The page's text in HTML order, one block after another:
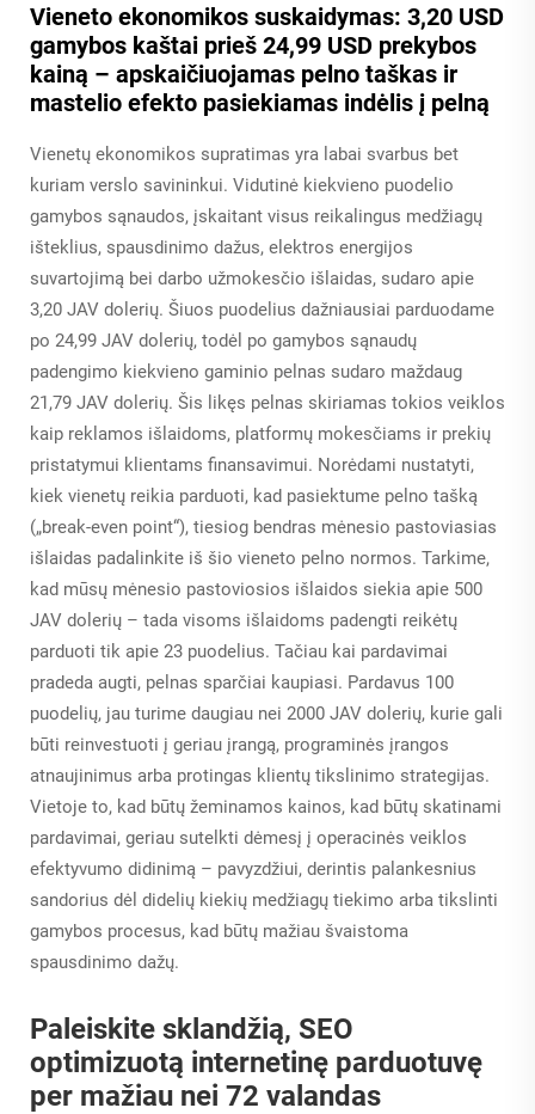
Vieneto ekonomikos suskaidymas: 3,20 USD
gamybos kaštai prieš 24,99 USD prekybos
kainą – apskaičiuojamas pelno taškas ir
mastelio efekto pasiekiamas indėlis į pelną
Vienetų ekonomikos supratimas yra labai svarbus bet
kuriam verslo savininkui. Vidutinė kiekvieno puodelio
gamybos sąnaudos, įskaitant visus reikalingus medžiagų
išteklius, spausdinimo dažus, elektros energijos
suvartojimą bei darbo užmokesčio išlaidas, sudaro apie
3,20 JAV dolerių. Šiuos puodelius dažniausiai parduodame
po 24,99 JAV dolerių, todėl po gamybos sąnaudų
padengimo kiekvieno gaminio pelnas sudaro maždaug
21,79 JAV dolerių. Šis likęs pelnas skiriamas tokios veiklos
kaip reklamos išlaidoms, platformų mokesčiams ir prekių
pristatymui klientams finansavimui. Norėdami nustatyti,
kiek vienetų reikia parduoti, kad pasiektume pelno tašką
(„break-even point“), tiesiog bendras mėnesio pastoviasias
išlaidas padalinkite iš šio vieneto pelno normos. Tarkime,
kad mūsų mėnesio pastoviosios išlaidos siekia apie 500
JAV dolerių – tada visoms išlaidoms padengti reikėtų
parduoti tik apie 23 puodelius. Tačiau kai pardavimai
pradeda augti, pelnas sparčiai kaupiasi. Pardavus 100
puodelių, jau turime daugiau nei 2000 JAV dolerių, kurie gali
būti reinvestuoti į geriau įrangą, programinės įrangos
atnaujinimus arba protingas klientų tikslinimo strategijas.
Vietoje to, kad būtų žeminamos kainos, kad būtų skatinami
pardavimai, geriau sutelkti dėmesį į operacinės veiklos
efektyvumo didinimą – pavyzdžiui, derintis palankesnius
sandorius dėl didelių kiekių medžiagų tiekimo arba tikslinti
gamybos procesus, kad būtų mažiau švaistoma
spausdinimo dažų.
Paleiskite sklandžią, SEO
optimizuotą internetinę parduotuvę
per mažiau nei 72 valandas